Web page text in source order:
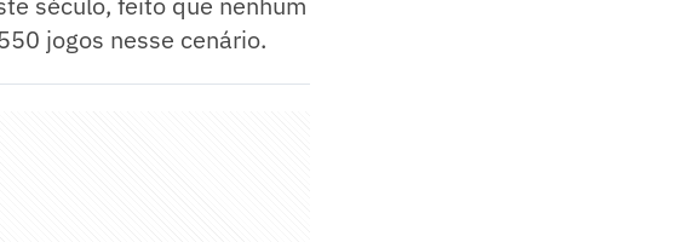
jogos nesse cenário.